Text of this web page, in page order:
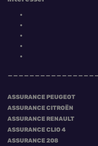
ASSURANCE PEUGEOT
ASSURANCE CITROËN
ASSURANCE RENAULT
ASSURANCE CLIO 4
ASSURANCE 208